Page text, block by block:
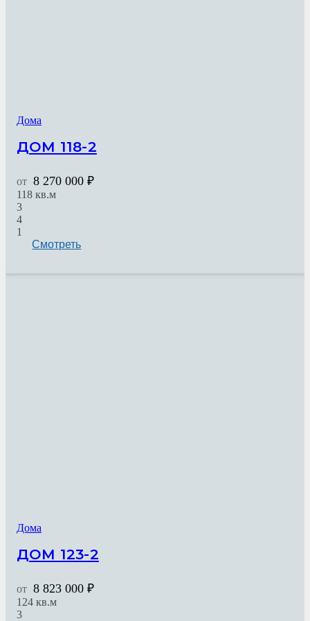
Дома
ДОМ 118-2
от 8 270 000₽
118 кв.м
3
4
1
Смотреть
Дома
ДОМ 123-2
от 8 823 000₽
124 кв.м
3